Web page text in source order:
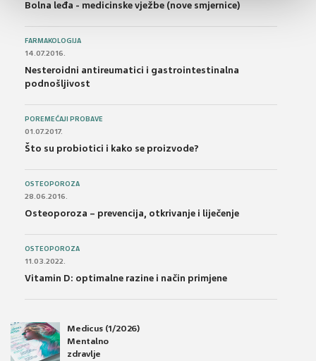
Bolna leđa - medicinske vježbe (nove smjernice)
FARMAKOLOGIJA
14.07.2016.
Nesteroidni antireumatici i gastrointestinalna
podnošljivost
POREMEĆAJI PROBAVE
01.07.2017.
Što su probiotici i kako se proizvode?
OSTEOPOROZA
28.06.2016.
Osteoporoza – prevencija, otkrivanje i liječenje
OSTEOPOROZA
11.03.2022.
Vitamin D: optimalne razine i način primjene
Medicus (1/2026)
Mentalno
zdravlje